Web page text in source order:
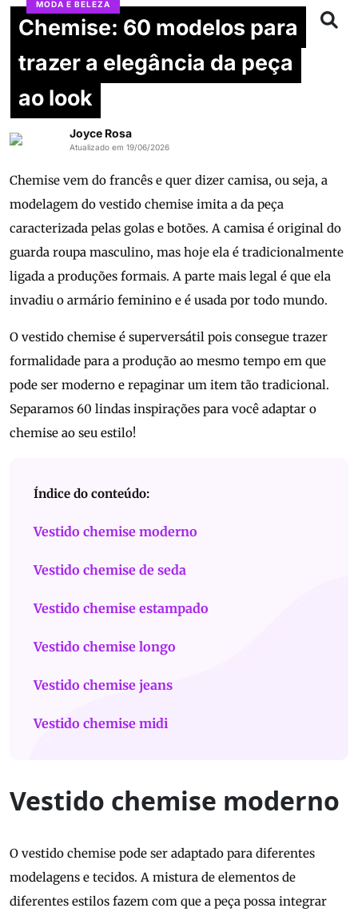
MODA E BELEZA
Chemise: 60 modelos para
trazer a elegância da peça
ao look
Joyce Rosa
Atualizado em 19/06/2026
Chemise vem do francês e quer dizer camisa, ou seja, a
modelagem do vestido chemise imita a da peça
caracterizada pelas golas e botões. A camisa é original do
guarda roupa masculino, mas hoje ela é tradicionalmente
ligada a produções formais. A parte mais legal é que ela
invadiu o armário feminino e é usada por todo mundo.
O vestido chemise é superversátil pois consegue trazer
formalidade para a produção ao mesmo tempo em que
pode ser moderno e repaginar um item tão tradicional.
Separamos 60 lindas inspirações para você adaptar o
chemise ao seu estilo!
Índice do conteúdo:
Vestido chemise moderno
Vestido chemise de seda
Vestido chemise estampado
Vestido chemise longo
Vestido chemise jeans
Vestido chemise midi
Vestido chemise moderno
O vestido chemise pode ser adaptado para diferentes
modelagens e tecidos. A mistura de elementos de
diferentes estilos fazem com que a peça possa integrar